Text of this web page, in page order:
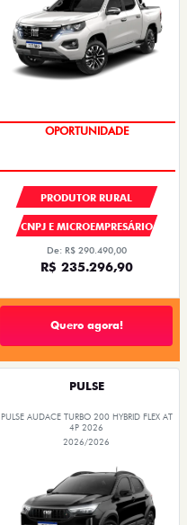
CONDIÇÃO IMPERDÍVEL
PRODUTOR RURAL
CNPJ E MICROEMPRESÁRIO
De: R$ 290.490,00
R$ 235.296,90
Quero agora!
PULSE
PULSE AUDACE TURBO 200 HYBRID FLEX AT
4P 2026
2026/2026